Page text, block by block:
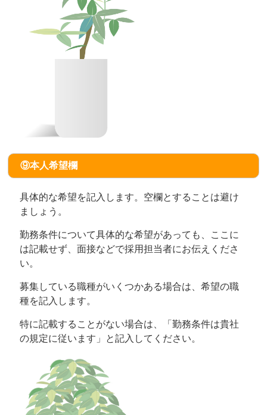
⑨本人希望欄
具体的な希望を記入します。空欄とすることは避け
ましょう。
勤務条件について具体的な希望があっても、ここに
は記載せず、面接などで採用担当者にお伝えくださ
い。
募集している職種がいくつかある場合は、希望の職
種を記入します。
特に記載することがない場合は、「勤務条件は貴社
の規定に従います」と記入してください。